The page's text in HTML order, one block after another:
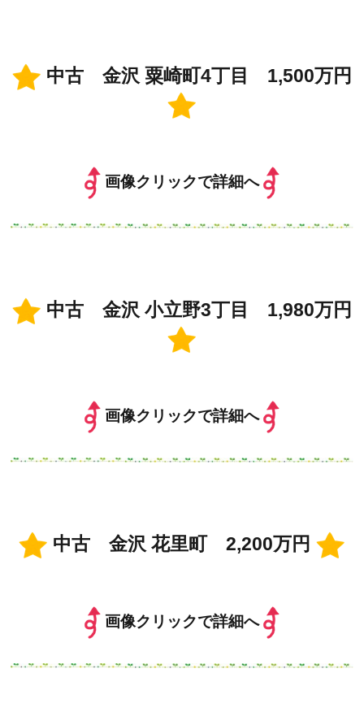
中古 金沢 粟崎町4丁目 1,500万円
画像クリックで詳細へ
中古 金沢 小立野3丁目 1,980万円
画像クリックで詳細へ
中古 金沢 花里町 2,200万円
画像クリックで詳細へ